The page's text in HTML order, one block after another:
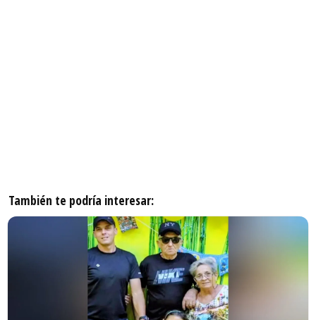
También te podría interesar: